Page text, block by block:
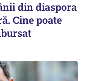
din diaspora
Cine poate